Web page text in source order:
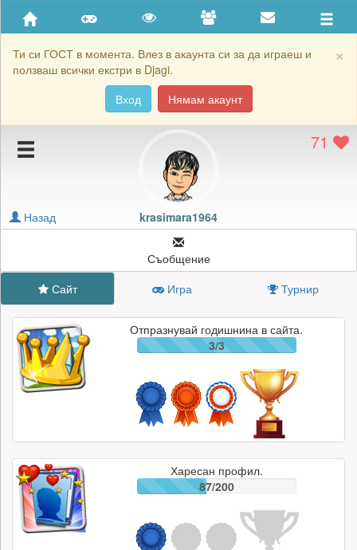
×
Ти си ГОСТ в момента. Влез в акаунта си за да играеш и
ползваш всички екстри в Djagi.
Вход
Нямам акаунт
Приятели
Хронология на игри
Подаръците на krasimara1964
Картичките на krasimara1964
Блокирай krasimara1964
71
krasimara1964
Назад
Съобщение
Сайт
Игра Турнир
Отпразнувай годишнина в сайта.
3/3
Харесан профил.
87/200